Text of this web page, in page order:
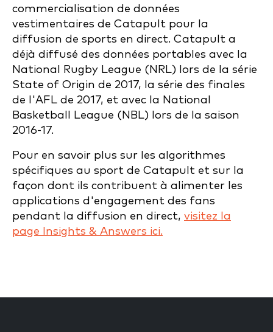
commercialisation de données
vestimentaires de Catapult pour la
diffusion de sports en direct. Catapult a
déjà diffusé des données portables avec la
National Rugby League (NRL) lors de la série
State of Origin de 2017, la série des finales
de l'AFL de 2017, et avec la National
Basketball League (NBL) lors de la saison
2016-17.
Pour en savoir plus sur les algorithmes
spécifiques au sport de Catapult et sur la
façon dont ils contribuent à alimenter les
applications d'engagement des fans
pendant la diffusion en direct, visitez la
page Insights & Answers ici.